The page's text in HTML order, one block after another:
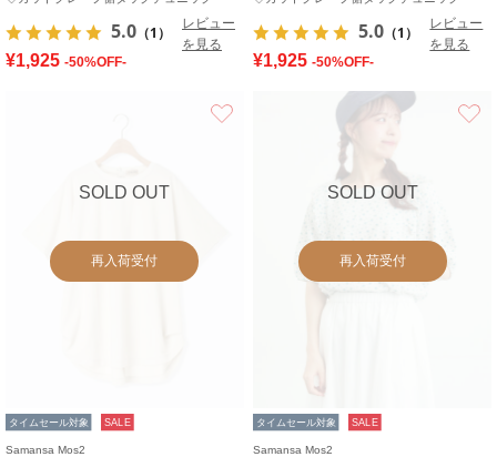
5.0 （1）
レビュー
を見る
¥1,925 -50%OFF-
5.0 （1）
レビュー
を見る
¥1,925 -50%OFF-
SOLD OUT
再入荷受付
タイムセール対象 SALE
Samansa Mos2
SOLD OUT
再入荷受付
タイムセール対象 SALE
Samansa Mos2